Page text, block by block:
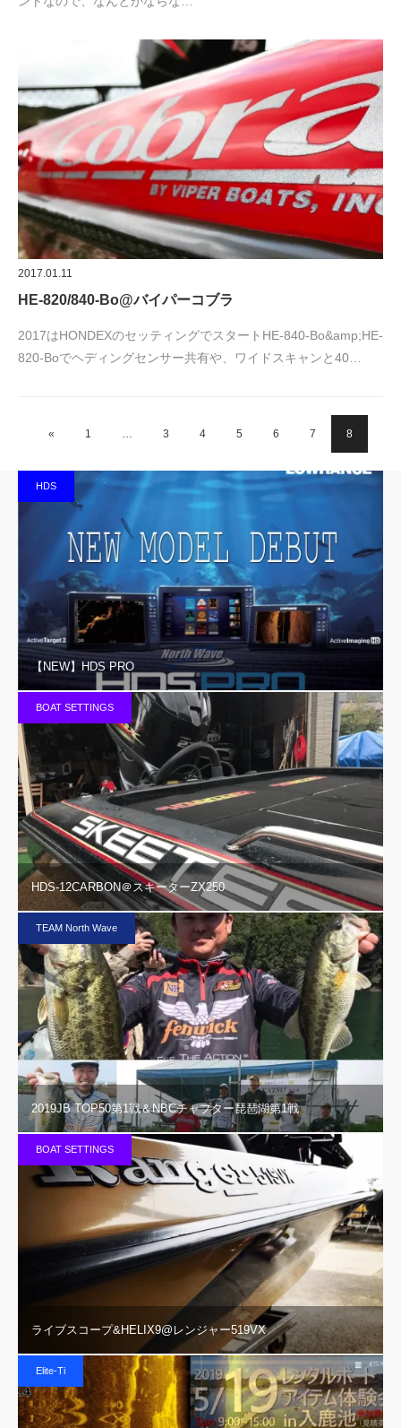
2017.01.11
HE-820/840-Bo@バイパーコブラ
2017はHONDEXのセッティングでスタートHE-840-Bo&amp;HE-
820-Boでヘディングセンサー共有や、ワイドスキャンと40…
« 1 3 4 5 6 7 8
HDS
【NEW】HDS PRO
BOAT SETTINGS
HDS-12CARBON＠スキーターZX250
TEAM North Wave
2019JB TOP50第1戦＆NBCチャプター琵琶湖第1戦
BOAT SETTINGS
ライブスコープ&HELIX9@レンジャー519VX
Elite-Ti